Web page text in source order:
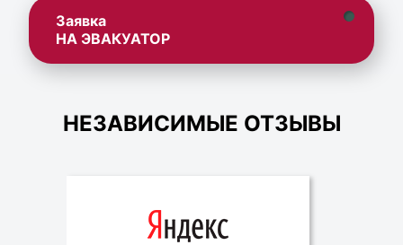
Заявка
НА ЭВАКУАТОР
НЕЗАВИСИМЫЕ ОТЗЫВЫ